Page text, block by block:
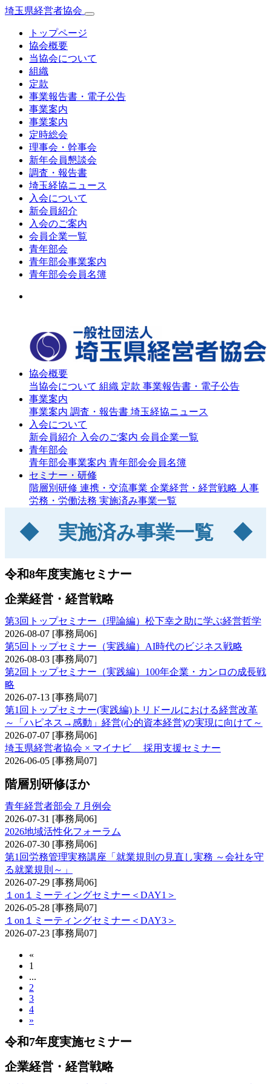
埼玉県経営者協会
トップページ
協会概要
当協会について
組織
定款
事業報告書・電子公告
事業案内
事業案内
定時総会
理事会・幹事会
新年会員懇談会
調査・報告書
埼玉経協ニュース
入会について
新会員紹介
入会のご案内
会員企業一覧
青年部会
青年部会事業案内
青年部会会員名簿
協会概要
当協会について 組織 定款 事業報告書・電子公告
事業案内
事業案内 調査・報告書 埼玉経協ニュース
入会について
新会員紹介 入会のご案内 会員企業一覧
青年部会
青年部会事業案内 青年部会会員名簿
セミナー・研修
階層別研修 連携・交流事業 企業経営・経営戦略 人事
労務・労働法務 実施済み事業一覧
◆ 実施済み事業一覧 ◆
令和8年度実施セミナー
企業経営・経営戦略
第3回トップセミナー（理論編）松下幸之助に学ぶ経営哲学
2026-08-07 [事務局06]
第5回トップセミナー（実践編）AI時代のビジネス戦略
2026-08-03 [事務局07]
第2回トップセミナー（実践編）100年企業・カンロの成長戦
略
2026-07-13 [事務局07]
第1回トップセミナー(実践編)トリドールにおける経営改革
～「ハピネス→感動」経営(心的資本経営)の実現に向けて～
2026-07-07 [事務局06]
埼玉県経営者協会 × マイナビ 採用支援セミナー
2026-06-05 [事務局07]
階層別研修ほか
青年経営者部会７月例会
2026-07-31 [事務局06]
2026地域活性化フォーラム
2026-07-30 [事務局06]
第1回労務管理実務講座「就業規則の見直し実務 ～会社を守
る就業規則～」
2026-07-29 [事務局06]
１on１ミーティングセミナー＜DAY1＞
2026-05-28 [事務局07]
１on１ミーティングセミナー＜DAY3＞
2026-07-23 [事務局07]
«
1
...
2
3
4
»
令和7年度実施セミナー
企業経営・経営戦略